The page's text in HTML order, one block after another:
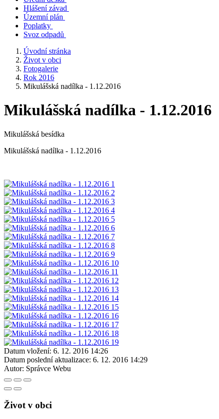
Hlášení závad
Územní plán
Poplatky
Svoz odpadů
Úvodní stránka
Život v obci
Fotogalerie
Rok 2016
Mikulášská nadílka - 1.12.2016
Mikulášská nadílka - 1.12.2016
Mikulášská besídka
Mikulášská nadílka - 1.12.2016
Datum vložení: 6. 12. 2016 14:26
Datum poslední aktualizace: 6. 12. 2016 14:29
Autor: Správce Webu
Život v obci